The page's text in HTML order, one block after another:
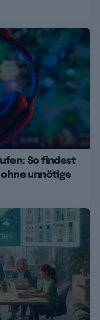
So findest
unnötige